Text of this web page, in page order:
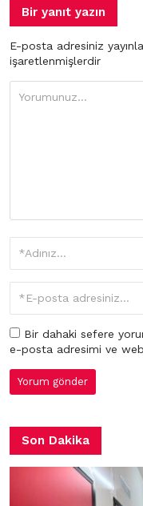
Bir yanıt yazın
E-posta adresiniz
işaretlenmişlerdir
Bir dahaki sefere
e-posta adresimi ve
Son Dakika